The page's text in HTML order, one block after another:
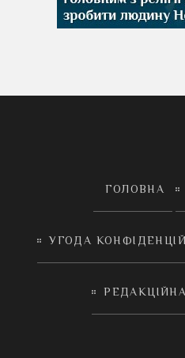
ГОЛОВНА
УГОДА